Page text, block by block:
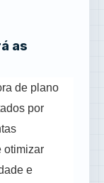
as
de plano
por
otimizar
e